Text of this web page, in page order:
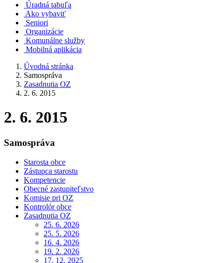
Úradná tabuľa
Ako vybaviť
Seniori
Organizácie
Komunálne služby
Mobilná aplikácia
Úvodná stránka
Samospráva
Zasadnutia OZ
2. 6. 2015
2. 6. 2015
Samospráva
Starosta obce
Zástupca starostu
Kompetencie
Obecné zastupiteľstvo
Komisie pri OZ
Kontrolór obce
Zasadnutia OZ
25. 6. 2026
25. 5. 2026
16. 4. 2026
19. 2. 2026
17. 12. 2025